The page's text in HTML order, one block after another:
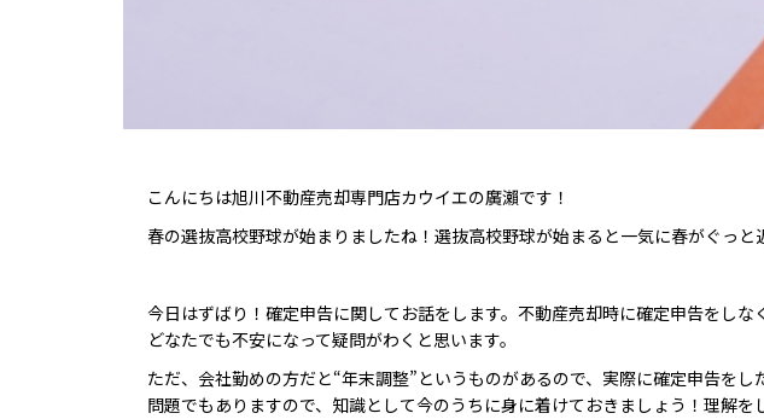
こんにちは旭川不動産売却専門店カウイエの廣瀨です！
春の選抜高校野球が始まりましたね！選抜高校野球が始まると一気に春がぐっと
今日はずばり！確定申告に関してお話をします。不動産売却時に確定申告をし
どなたでも不安になって疑問がわくと思います。
ただ、会社勤めの方だと“年末調整”というものがあるので、実際に確定申告を
問題でもありますので、知識として今のうちに身に着けておきましょう！理解